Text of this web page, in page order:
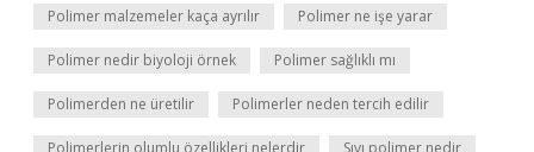
Polimer malzemeler kaça ayrılır Polimer ne işe yarar
Polimer nedir biyoloji örnek Polimer sağlıklı mı
Polimerden ne üretilir Polimerler neden tercih edilir
Polimerlerin olumlu özellikleri nelerdir Sıvı polimer nedir